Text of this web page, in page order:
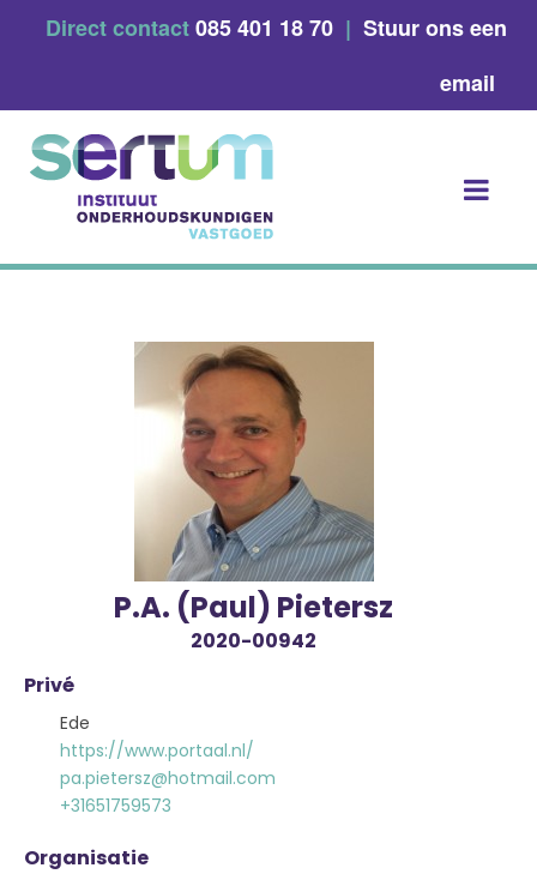
Direct contact085 401 18 70 | Stuur ons een
email
P.A. (Paul) Pietersz
2020-00942
Privé
Ede
https://www.portaal.nl/
pa.pietersz@hotmail.com
+31651759573
Organisatie